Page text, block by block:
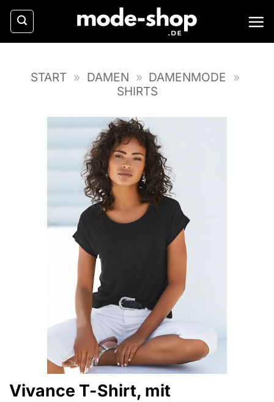
Zum
Inhalt
springen
START » DAMEN » DAMENMODE »
SHIRTS
Vivance T-Shirt, mit